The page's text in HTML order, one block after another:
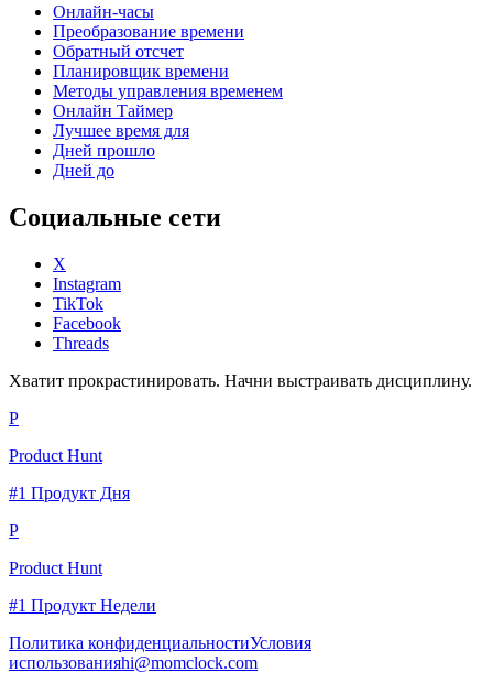
Онлайн-часы
Преобразование времени
Обратный отсчет
Планировщик времени
Методы управления временем
Онлайн Таймер
Лучшее время для
Дней прошло
Дней до
Социальные сети
X
Instagram
TikTok
Facebook
Threads
Хватит прокрастинировать. Начни выстраивать дисциплину.
P
Product Hunt
#1 Продукт Дня
P
Product Hunt
#1 Продукт Недели
Политика конфиденциальностиУсловия
использованияhi@momclock.com